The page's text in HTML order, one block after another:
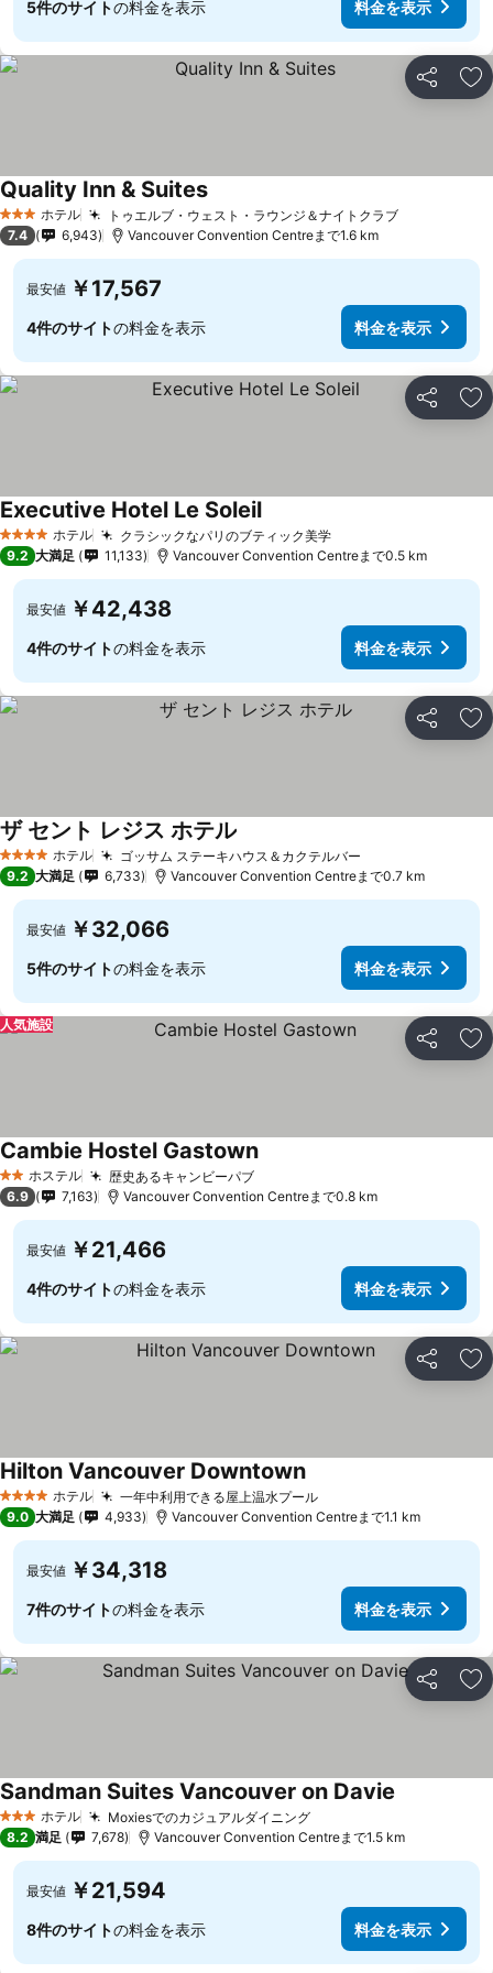
5件のサイトの料金を表示 料金を表示
シェア お
3 ホテルのランク
ホテル トゥエルブ・ウェスト・ラウンジ＆ナイトクラブ料金を表示
Quality Inn & Suites料金を表示
7.4 6,943 Vancouver Convention Centreまで1.6 km
最安値 ￥17,567
4件のサイトの料金を表示 料金を表示
シェア お
4 ホテルのランク
ホテル クラシックなパリのブティック美学料金を表示
Executive Hotel Le Soleil料金を表示
9.2 大満足 11,133 Vancouver Convention Centreまで0.5 km
最安値 ￥42,438
4件のサイトの料金を表示 料金を表示
シェア お
4 ホテルのランク
ホテル ゴッサム ステーキハウス＆カクテルバー
ザ セント レジス ホテル
9.2 大満足 6,733 Vancouver Convention Centreまで0.7 km
最安値 ￥32,066
5件のサイトの料金を表示 料金を表示
シェア お
人気施設
2 ホテルのランク
ホステル 歴史あるキャンビーパブ料金を表示
Cambie Hostel Gastown料金を表示
6.9 7,163 Vancouver Convention Centreまで0.8 km
最安値 ￥21,466
4件のサイトの料金を表示 料金を表示
シェア お
4 ホテルのランク
ホテル 一年中利用できる屋上温水プール料金を表示
Hilton Vancouver Downtown料金を表示
9.0 大満足 4,933 Vancouver Convention Centreまで1.1 km
最安値 ￥34,318
7件のサイトの料金を表示 料金を表示
シェア お
3 ホテルのランク
ホテル Moxiesでのカジュアルダイニング料金を表示
Sandman Suites Vancouver on Davie
8.2 満足 7,678 Vancouver Convention Centreまで1.5 km
最安値 ￥21,594
8件のサイトの料金を表示 料金を表示